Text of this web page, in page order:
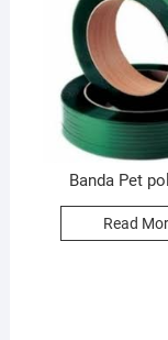
Banda Pet
Read